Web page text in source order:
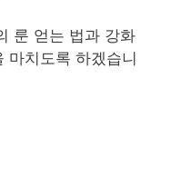
룬 얻는 법과 강화
마치도록 하겠습니